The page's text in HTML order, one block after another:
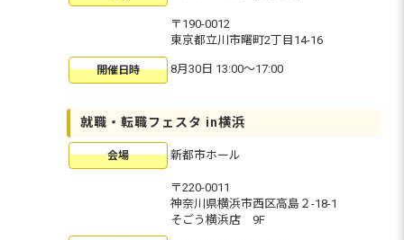
〒190-0012
東京都立川市曙町2丁目14-16
開催日時 8月30日 13:00〜17:00
就職・転職フェスタ in横浜
会場 新都市ホール
〒220-0011
神奈川県横浜市西区高島２-18-1
そごう横浜店 9F